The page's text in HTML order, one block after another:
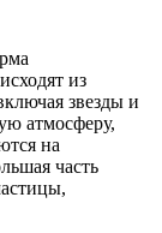
из
звезды и
атмосферу,
на
часть